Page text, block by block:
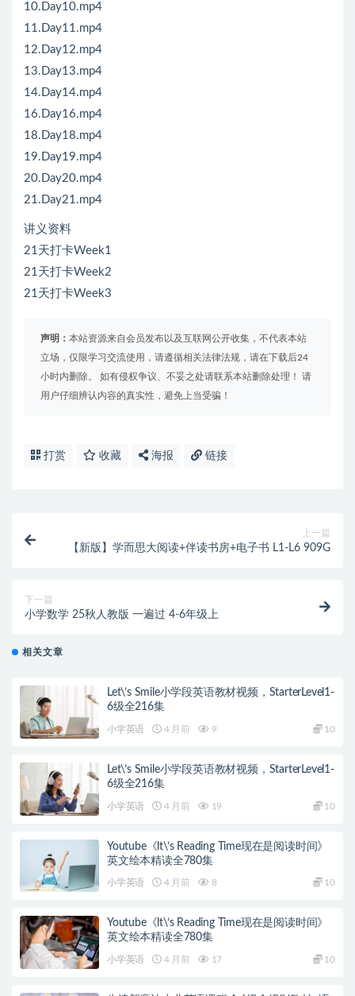
10.Day10.mp4
11.Day11.mp4
12.Day12.mp4
13.Day13.mp4
14.Day14.mp4
16.Day16.mp4
18.Day18.mp4
19.Day19.mp4
20.Day20.mp4
21.Day21.mp4
讲义资料
21天打卡Week1
21天打卡Week2
21天打卡Week3
声明： 本站资源来自会员发布以及互联网公开收集，不代表本站
立场，仅限学习交流使用，请遵循相关法律法规，请在下载后24
小时内删除。 如有侵权争议、不妥之处请联系本站删除处理！ 请
用户仔细辨认内容的真实性，避免上当受骗！
打赏 收藏 海报 链接
上一篇
【新版】学而思大阅读+伴读书房+电子书 L1-L6 909G
下一篇
小学数学 25秋人教版 一遍过 4-6年级上
相关文章
Let\’s Smile小学段英语教材视频，StarterLevel1-
6级全216集
小学英语 4 月前 9 10
Let\’s Smile小学段英语教材视频，StarterLevel1-
6级全216集
小学英语 4 月前 19 10
Youtube《lt\’s Reading Time现在是阅读时间》
英文绘本精读全780集
小学英语 4 月前 8 10
Youtube《lt\’s Reading Time现在是阅读时间》
英文绘本精读全780集
小学英语 4 月前 17 10